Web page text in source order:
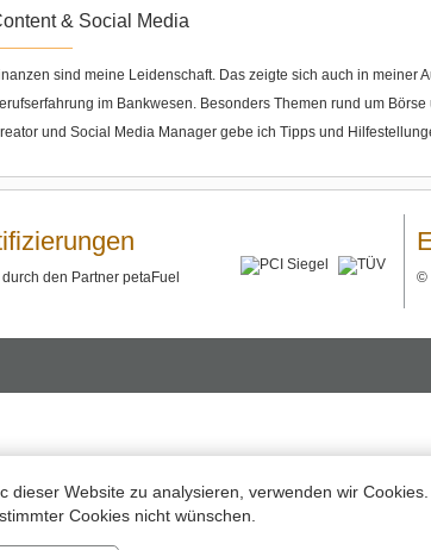
& Social Media
sind meine Leidenschaft. Das zeigte sich auch in meiner
im Bankwesen. Besonders Themen rund um
und Social Media Manager gebe ich Tipps und
den Partner petaFuel ©
Website zu analysieren, verwenden wir
Cookies nicht wünschen.